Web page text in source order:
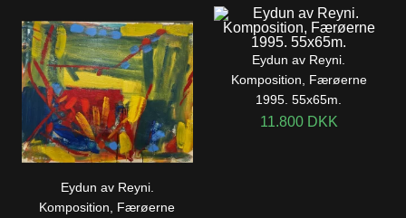
Eydun av Reyni.
Komposition, Færøerne
Eydun av Reyni.
Komposition, Færøerne
1995. 55x65m.
11.800 DKK